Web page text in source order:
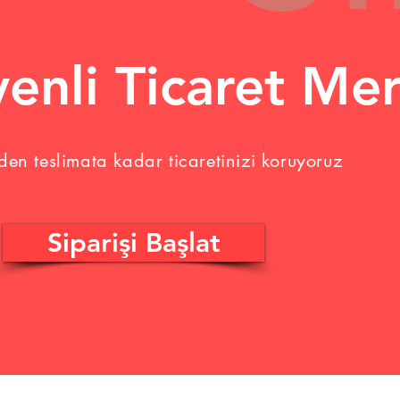
Ticaret
teslimata kadar ticaretinizi koruyoruz
Siparişi Başlat